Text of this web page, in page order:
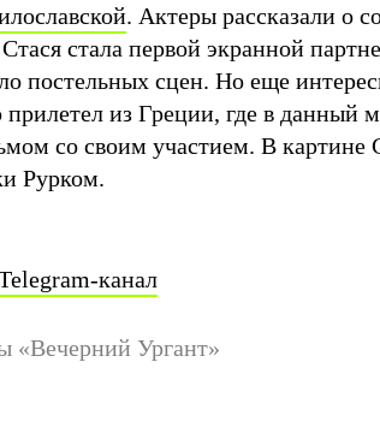
. Актеры рассказали о
стала первой экранной
постельных сцен. Но еще
из Греции, где в данный
со своим участием. В картине
Рурком.
канал
«Вечерний Ургант»